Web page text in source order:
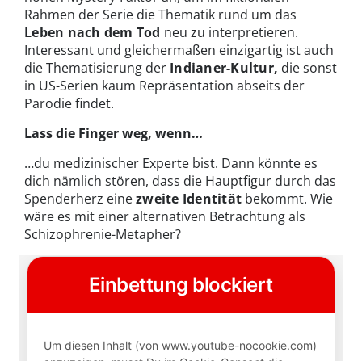
Rahmen der Serie die Thematik rund um das
Leben nach dem Tod neu zu interpretieren.
Interessant und gleichermaßen einzigartig ist auch
die Thematisierung der Indianer-Kultur, die sonst
in US-Serien kaum Repräsentation abseits der
Parodie findet.
Lass die Finger weg, wenn…
…du medizinischer Experte bist. Dann könnte es
dich nämlich stören, dass die Hauptfigur durch das
Spenderherz einezweite Identität bekommt. Wie
wäre es mit einer alternativen Betrachtung als
Schizophrenie-Metapher?